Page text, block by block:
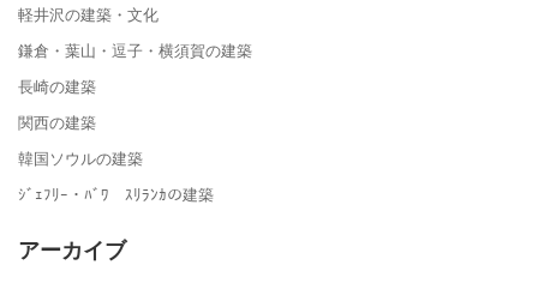
軽井沢の建築・文化
鎌倉・葉山・逗子・横須賀の建築
長崎の建築
関西の建築
韓国ソウルの建築
ｼﾞｪﾌﾘｰ・ﾊﾞﾜ ｽﾘﾗﾝｶの建築
アーカイブ